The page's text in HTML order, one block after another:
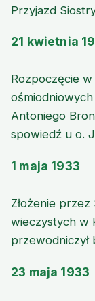
Przyjazd
21 kwietnia
Rozpoczęcie
Antoniego
spowiedź u o.
1 maja 1933
Złożenie
wieczystych w
przewodniczył
23 maja 1933